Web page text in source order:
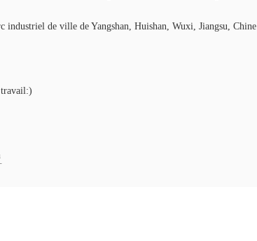
industriel de ville de Yangshan, Huishan, Wuxi, Jiangsu, Chine